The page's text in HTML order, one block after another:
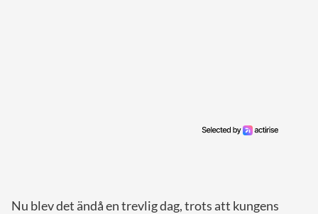
Nu blev det ändå en trevlig dag, trots att kungens